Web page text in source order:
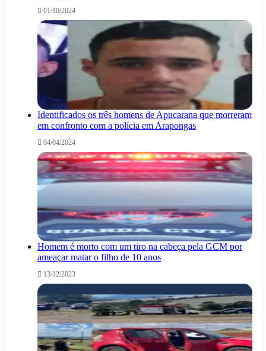
01/10/2024
Identificados os três homens de Apucarana que morreram
em confronto com a polícia em Arapongas
04/04/2024
Homem é morto com um tiro na cabeça pela GCM por
ameaçar matar o filho de 10 anos
13/12/2023